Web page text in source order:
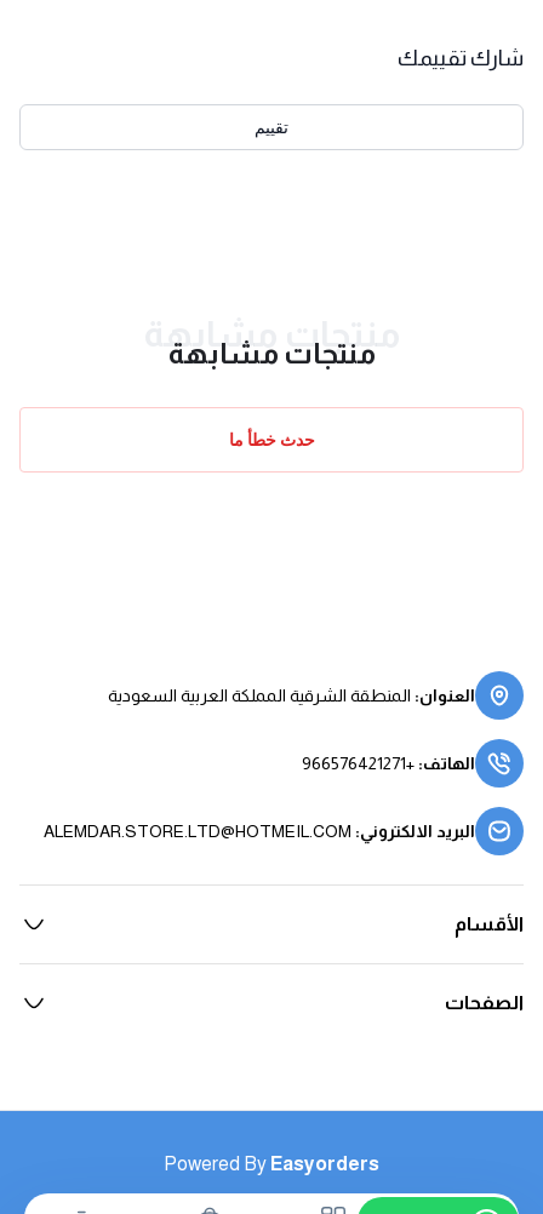
شارك تقييمك
تقييم
منتجات مشابهة
منتجات مشابهة
حدث خطأ ما
العنوان: المنطقة الشرقية المملكة العربية السعودية
الهاتف:
+966576421271
البريد الالكتروني:
ALEMDAR.STORE.LTD@HOTMEIL.COM
الأقسام
الصفحات
Powered By Easyorders